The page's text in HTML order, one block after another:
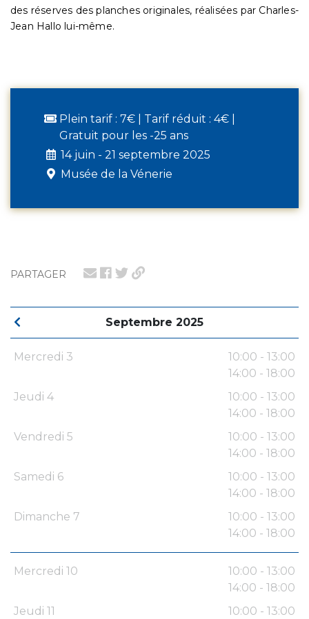
PARTAGER
Septembre 2025
Mercredi 3
10:00 - 13:00
14:00 - 18:00
Jeudi 4
10:00 - 13:00
14:00 - 18:00
Vendredi 5
10:00 - 13:00
14:00 - 18:00
Samedi 6
10:00 - 13:00
14:00 - 18:00
Dimanche 7
10:00 - 13:00
14:00 - 18:00
Mercredi 10
10:00 - 13:00
14:00 - 18:00
Jeudi 11
10:00 - 13:00
des réserves des planches originales, réalisées par Charles-
Jean Hallo lui-même.
Plein tarif : 7€ | Tarif réduit : 4€ |
Gratuit pour les -25 ans
14 juin - 21 septembre 2025
Musée de la Vénerie